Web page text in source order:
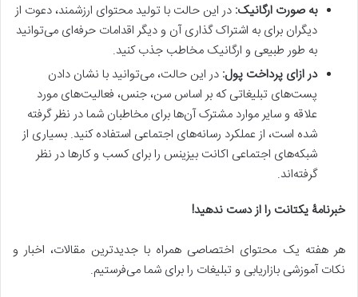
به صورت ارگانیک: در این حالت با تولید محتوای ارزشمند، دعوت از
دیگران برای به اشتراک گذاری آن و دیگر اقدامات حرفه‌ای می‌توانید
به طور طبیعی و ارگانیک مخاطب جذب کنید.
در ازای پرداخت پول: در این حالت، می‌توانید با نشان دادن
پست‌های تبلیغاتی که بر اساس سن، جنس، فعالیت‌های مورد
علاقه و سایر موارد مشترک آن‌ها برای مخاطبان شما در نظر گرفته
شده است، از عملکرد رسانه‌های اجتماعی استفاده کنید. بسیاری از
شبکه‌های اجتماعی اکانت بیزینس را برای کسب و کارها در نظر
گرفته‌اند.
خبرنامۀ یکتانت را از دست ندهید!
هر هفته یک محتوای اختصاصی همراه با جدیدترین مقالات، اخبار و
نکات آموزشی بازاریابی و تبلیغات را برای شما می‌فرستیم.